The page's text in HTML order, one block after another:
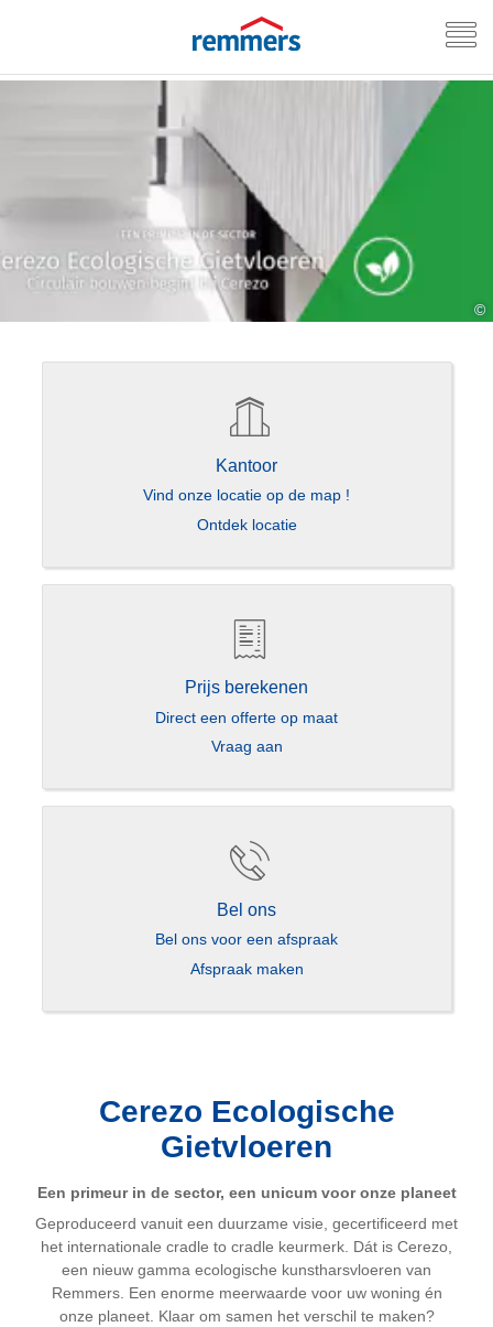
©
Kantoor
Vind onze locatie op de map !
Ontdek locatie
Prijs berekenen
Direct een offerte op maat
Vraag aan
Bel ons
Bel ons voor een afspraak
Afspraak maken
Cerezo Ecologische
Gietvloeren
Een primeur in de sector, een unicum voor onze planeet
Geproduceerd vanuit een duurzame visie, gecertificeerd met
het internationale cradle to cradle keurmerk. Dát is Cerezo,
een nieuw gamma ecologische kunstharsvloeren van
Remmers. Een enorme meerwaarde voor uw woning én
onze planeet. Klaar om samen het verschil te maken?